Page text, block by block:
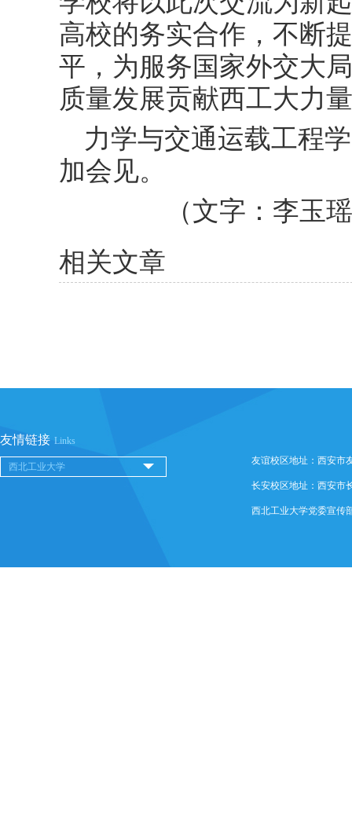
高校的务实合作，不断
平，为服务国家外交大
质量发展贡献西工大力
力学与交通运载工程
加会见。
（文字：李玉
相关文章
友情链接 Links
友谊校区地址：西安市
长安校区地址：西安市
西北工业大学党委宣传